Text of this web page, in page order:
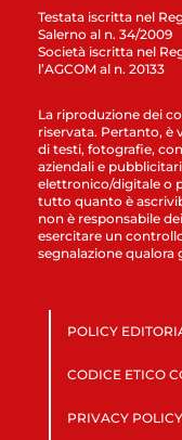
Testata iscritta nel
Salerno al n. 34/2009
Società iscritta nel
l’AGCOM al n. 20133
La riproduzione dei
riservata. Pertanto, è
di testi, fotografie,
aziendali e
elettronico/digitale o
tutto quanto è
non è responsabile
esercitare un
segnalazione qualora
POLICY
CODICE ETICO
PRIVACY POLICY